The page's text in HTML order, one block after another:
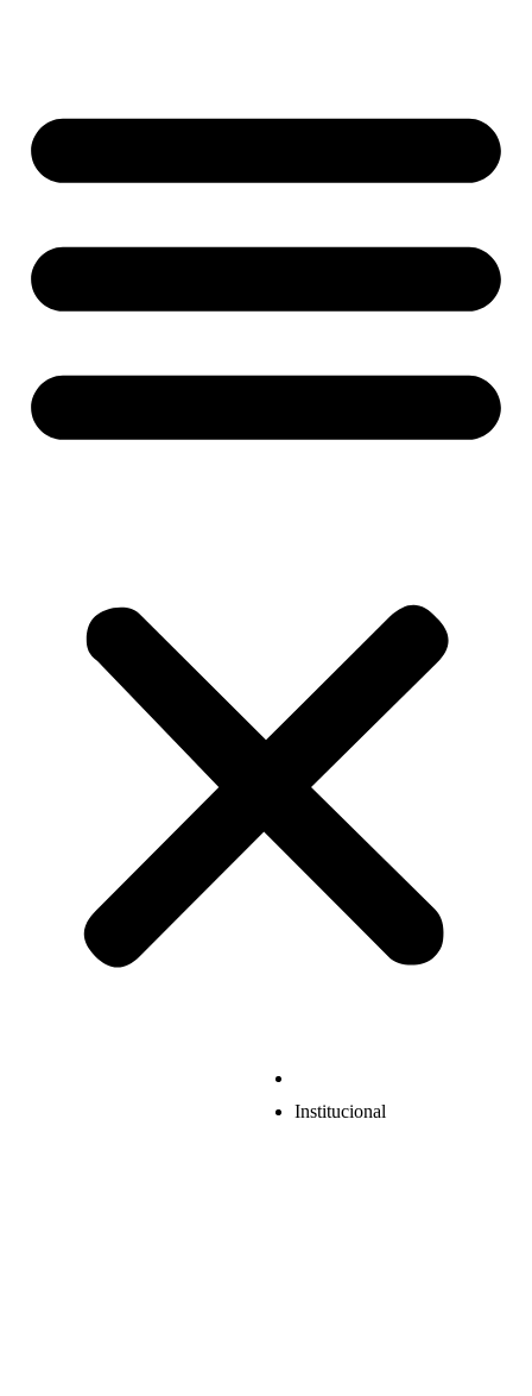
Institucional